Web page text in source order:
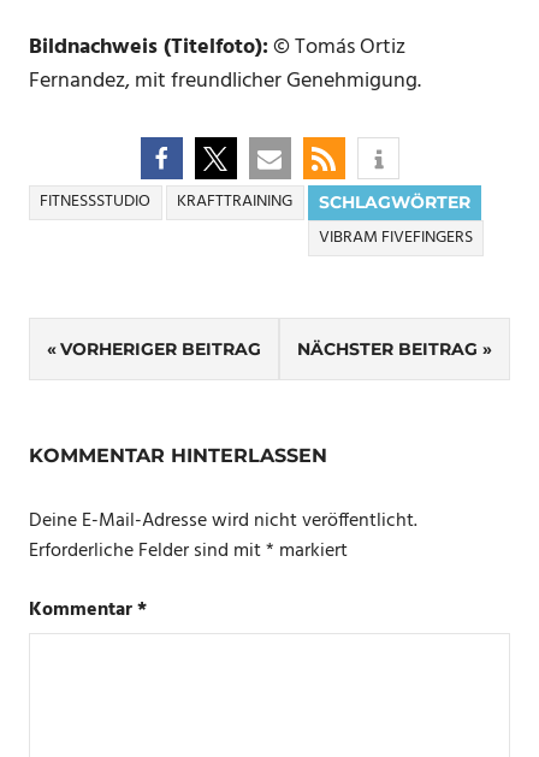
Bildnachweis (Titelfoto):© Tomás Ortiz
Fernandez, mit freundlicher Genehmigung.
SCHLAGWÖRTER
FITNESSSTUDIO
KRAFTTRAINING
VIBRAM FIVEFINGERS
Beitrags-
Navigation
VORHERIGER BEITRAG NÄCHSTER BEITRAG
KOMMENTAR HINTERLASSEN
Deine E-Mail-Adresse wird nicht veröffentlicht.
Erforderliche Felder sind mit* markiert
Kommentar*